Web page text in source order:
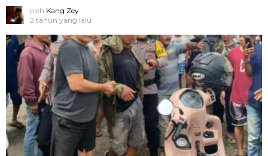
oleh Kang Zey
2 tahun yang lalu